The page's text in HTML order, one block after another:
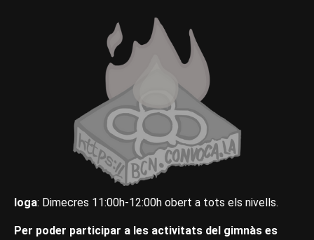
Ioga: Dimecres 11:00h-12:00h obert a tots els nivells.
Per poder participar a les activitats del gimnàs es